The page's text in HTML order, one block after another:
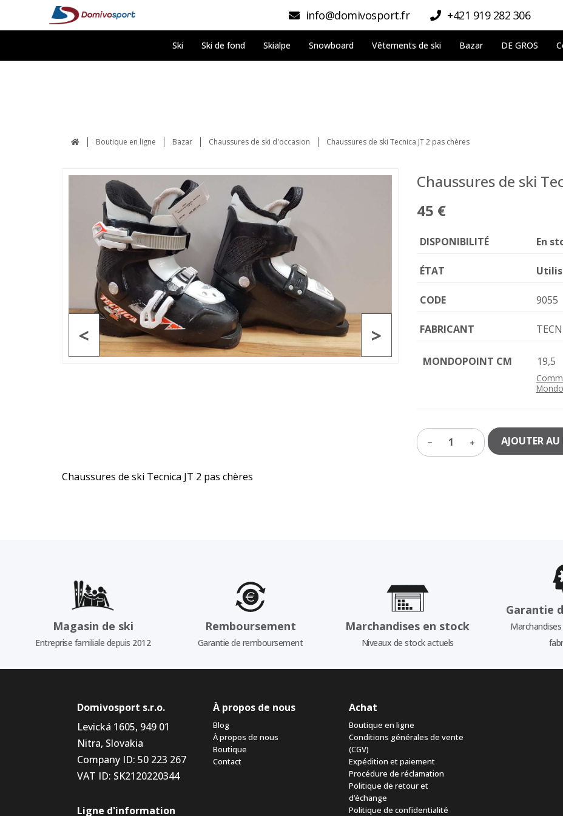
info@domivosport.fr +421 919 282 306
Ski Ski de fond Skialpe Snowboard Vêtements de ski Bazar DE GROS
Boutique en ligne Bazar Chaussures de ski d'occasion Chaussures de ski Tecnica JT 2 pas chères
>
<
Chaussures de ski
45 €
DISPONIBILITÉ En
ÉTAT
CODE 9055
FABRICANT
MONDOPOINT CM 19,5
1 AJOUTER AU
Chaussures de ski Tecnica JT 2 pas chères
Magasin de ski
Entreprise familiale depuis 2012
Remboursement
Garantie de remboursement
Marchandises en stock
Niveaux de stock actuels
Garantie
Domivosport s.r.o.
Levická 1605, 949 01
Nitra, Slovakia
Company ID: 50 223 267
VAT ID: SK2120220344
Ligne d'information
À propos de nous
Blog
À propos de nous
Boutique
Contact
Achat
Boutique en ligne
Conditions générales de vente
(CGV)
Expédition et paiement
Procédure de réclamation
Politique de retour et
d’échange
Politique de confidentialité